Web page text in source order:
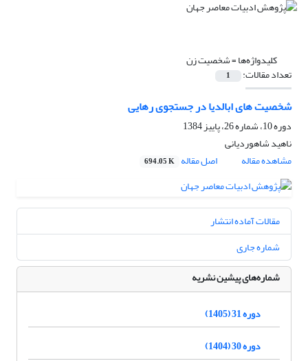
کلیدواژه‌ها =شخصیت زن
تعداد مقالات: 1
شخصیت های ابالدیا در جستجوی رهایی
دوره 10، شماره 26، پاییز 1384
ناهید شاهوردیانی
مشاهده مقاله
اصل مقاله 694.05 K
مقالات آماده انتشار
شماره جاری
شماره‌های پیشین نشریه
دوره 31 (1405)
دوره 30 (1404)